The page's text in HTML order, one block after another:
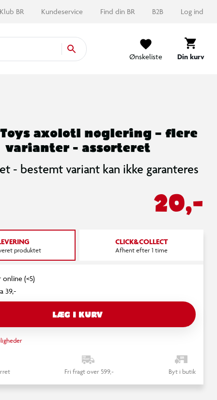
Klub BR Kundeservice Find din BR B2B Log ind
Ønskeliste Din kurv
axolotl nøglering – flere
varianter - assorteret
- bestemt variant kan ikke garanteres
20,-
produktet
CLICK&COLLECT
Afhent efter 1 time
online (<5)
39,-
LÆG I KURV
Fri fragt over 599,- Byt i butik